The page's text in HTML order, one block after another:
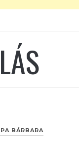
BÁRBARA